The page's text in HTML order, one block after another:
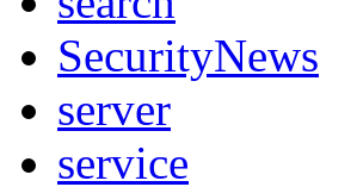
SecurityNews
server
service